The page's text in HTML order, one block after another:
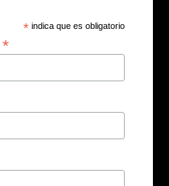
* indica que es obligatorio
*